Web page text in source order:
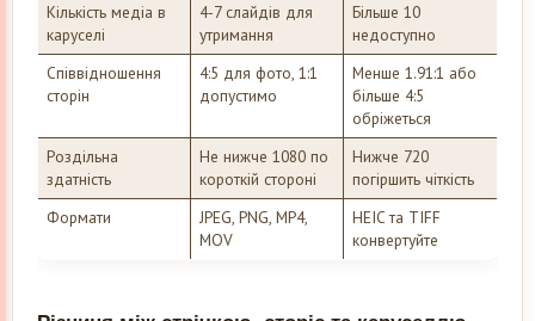
Кількість медіа в
каруселі
4-7 слайдів для
утримання
Більше 10
недоступно
Співвідношення
сторін
4:5 для фото, 1:1
допустимо
Менше 1.91:1 або
більше 4:5
обріжеться
Роздільна
здатність
Не нижче 1080 по
короткій стороні
Нижче 720
погіршить чіткість
Формати
JPEG, PNG, MP4,
MOV
HEIC та TIFF
конвертуйте